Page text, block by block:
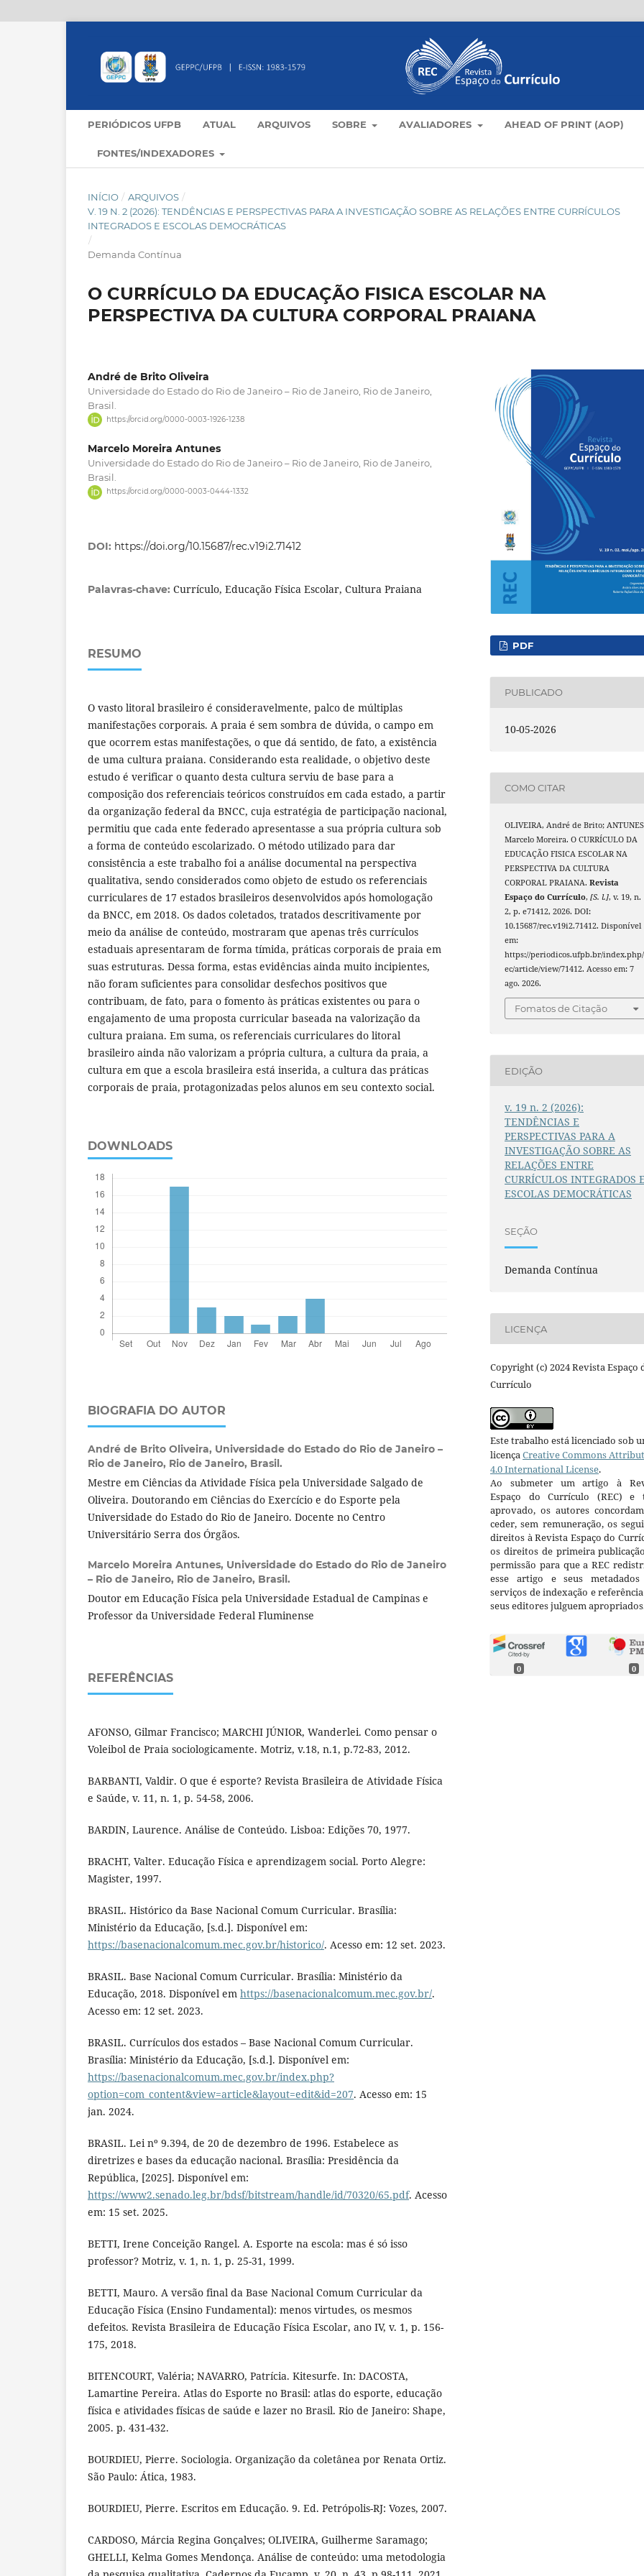
PERIÓDICOS UFPB ATUAL ARQUIVOS SOBRE AVALIADORES AHEAD OF PRINT (AOP)
FONTES/INDEXADORES
INÍCIO / ARQUIVOS /
V. 19 N. 2 (2026): TENDÊNCIAS E PERSPECTIVAS PARA A INVESTIGAÇÃO SOBRE AS RELAÇÕES ENTRE CURRÍCULOS
INTEGRADOS E ESCOLAS DEMOCRÁTICAS
/
Demanda Contínua
O CURRÍCULO DA EDUCAÇÃO FISICA ESCOLAR NA
PERSPECTIVA DA CULTURA CORPORAL PRAIANA
André de Brito Oliveira
Universidade do Estado do Rio de Janeiro – Rio de Janeiro, Rio de Janeiro,
Brasil.
https://orcid.org/0000-0003-1926-1238
Marcelo Moreira Antunes
Universidade do Estado do Rio de Janeiro – Rio de Janeiro, Rio de Janeiro,
Brasil.
https://orcid.org/0000-0003-0444-1332
DOI: https://doi.org/10.15687/rec.v19i2.71412
Palavras-chave: Currículo, Educação Física Escolar, Cultura Praiana
RESUMO
O vasto litoral brasileiro é consideravelmente, palco de múltiplas
manifestações corporais. A praia é sem sombra de dúvida, o campo em
que ocorrem estas manifestações, o que dá sentido, de fato, a existência
de uma cultura praiana. Considerando esta realidade, o objetivo deste
estudo é verificar o quanto desta cultura serviu de base para a
composição dos referenciais teóricos construídos em cada estado, a partir
da organização federal da BNCC, cuja estratégia de participação nacional,
permitiu que cada ente federado apresentasse a sua própria cultura sob
a forma de conteúdo escolarizado. O método utilizado para dar
consistência a este trabalho foi a análise documental na perspectiva
qualitativa, sendo considerados como objeto de estudo os referenciais
curriculares de 17 estados brasileiros desenvolvidos após homologação
da BNCC, em 2018. Os dados coletados, tratados descritivamente por
meio da análise de conteúdo, mostraram que apenas três currículos
estaduais apresentaram de forma tímida, práticas corporais de praia em
suas estruturas. Dessa forma, estas evidências ainda muito incipientes,
não foram suficientes para consolidar desfechos positivos que
contribuam, de fato, para o fomento às práticas existentes ou para o
engajamento de uma proposta curricular baseada na valorização da
cultura praiana. Em suma, os referenciais curriculares do litoral
brasileiro ainda não valorizam a própria cultura, a cultura da praia, a
cultura em que a escola brasileira está inserida, a cultura das práticas
corporais de praia, protagonizadas pelos alunos em seu contexto social.
DOWNLOADS
BIOGRAFIA DO AUTOR
André de Brito Oliveira, Universidade do Estado do Rio de Janeiro –
Rio de Janeiro, Rio de Janeiro, Brasil.
Mestre em Ciências da Atividade Física pela Universidade Salgado de
Oliveira. Doutorando em Ciências do Exercício e do Esporte pela
Universidade do Estado do Rio de Janeiro. Docente no Centro
Universitário Serra dos Órgãos.
Marcelo Moreira Antunes, Universidade do Estado do Rio de Janeiro
– Rio de Janeiro, Rio de Janeiro, Brasil.
Doutor em Educação Física pela Universidade Estadual de Campinas e
Professor da Universidade Federal Fluminense
REFERÊNCIAS
AFONSO, Gilmar Francisco; MARCHI JÚNIOR, Wanderlei. Como pensar o
Voleibol de Praia sociologicamente. Motriz, v.18, n.1, p.72-83, 2012.
BARBANTI, Valdir. O que é esporte? Revista Brasileira de Atividade Física
e Saúde, v. 11, n. 1, p. 54-58, 2006.
BARDIN, Laurence. Análise de Conteúdo. Lisboa: Edições 70, 1977.
BRACHT, Valter. Educação Física e aprendizagem social. Porto Alegre:
Magister, 1997.
BRASIL. Histórico da Base Nacional Comum Curricular. Brasília:
Ministério da Educação, [s.d.]. Disponível em:
https://basenacionalcomum.mec.gov.br/historico/. Acesso em: 12 set. 2023.
BRASIL. Base Nacional Comum Curricular. Brasília: Ministério da
Educação, 2018. Disponível em https://basenacionalcomum.mec.gov.br/.
Acesso em: 12 set. 2023.
BRASIL. Currículos dos estados – Base Nacional Comum Curricular.
Brasília: Ministério da Educação, [s.d.]. Disponível em:
https://basenacionalcomum.mec.gov.br/index.php?
option=com_content&view=article&layout=edit&id=207. Acesso em: 15
jan. 2024.
BRASIL. Lei nº 9.394, de 20 de dezembro de 1996. Estabelece as
diretrizes e bases da educação nacional. Brasília: Presidência da
República, [2025]. Disponível em:
https://www2.senado.leg.br/bdsf/bitstream/handle/id/70320/65.pdf. Acesso
em: 15 set. 2025.
BETTI, Irene Conceição Rangel. A. Esporte na escola: mas é só isso
professor? Motriz, v. 1, n. 1, p. 25-31, 1999.
BETTI, Mauro. A versão final da Base Nacional Comum Curricular da
Educação Física (Ensino Fundamental): menos virtudes, os mesmos
defeitos. Revista Brasileira de Educação Física Escolar, ano IV, v. 1, p. 156-
175, 2018.
BITENCOURT, Valéria; NAVARRO, Patrícia. Kitesurfe. In: DACOSTA,
Lamartine Pereira. Atlas do Esporte no Brasil: atlas do esporte, educação
física e atividades físicas de saúde e lazer no Brasil. Rio de Janeiro: Shape,
2005. p. 431-432.
BOURDIEU, Pierre. Sociologia. Organização da coletânea por Renata Ortiz.
São Paulo: Ática, 1983.
BOURDIEU, Pierre. Escritos em Educação. 9. Ed. Petrópolis-RJ: Vozes, 2007.
CARDOSO, Márcia Regina Gonçalves; OLIVEIRA, Guilherme Saramago;
GHELLI, Kelma Gomes Mendonça. Análise de conteúdo: uma metodologia
PDF
PUBLICADO
10-05-2026
COMO CITAR
OLIVEIRA, André de Brito;
Marcelo Moreira. O CURRÍCULO DA
EDUCAÇÃO FISICA ESCOLAR NA
PERSPECTIVA DA CULTURA
CORPORAL PRAIANA.Revista
Espaço do Currículo,[S. l.], v. 19, n.
2, p. e71412, 2026. DOI:
10.15687/rec.v19i2.71412. Disponível
em:
https://periodicos.ufpb.br/
ec/article/view/71412. Acesso em: 7
ago. 2026.
Fomatos de Citação
EDIÇÃO
v. 19 n. 2 (2026):
TENDÊNCIAS E
PERSPECTIVAS PARA A
INVESTIGAÇÃO SOBRE AS
RELAÇÕES ENTRE
CURRÍCULOS INTEGRADOS E
ESCOLAS DEMOCRÁTICAS
SEÇÃO
Demanda Contínua
LICENÇA
Copyright (c) 2024 Revista Espaço
Currículo
Este trabalho está licenciado sob
licençaCreative Commons
4.0 International License.
Ao submeter um artigo à
Espaço do Currículo (REC) e
aprovado, os autores
ceder, sem remuneração, os
direitos à Revista Espaço do
os direitos de primeira
permissão para que a REC
esse artigo e seus metadados
serviços de indexação e
seus editores julguem
0 0